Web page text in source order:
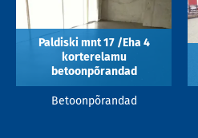
Paldiski mnt 17 /Eha 4
korterelamu
betoonpõrandad
Betoonpõrandad